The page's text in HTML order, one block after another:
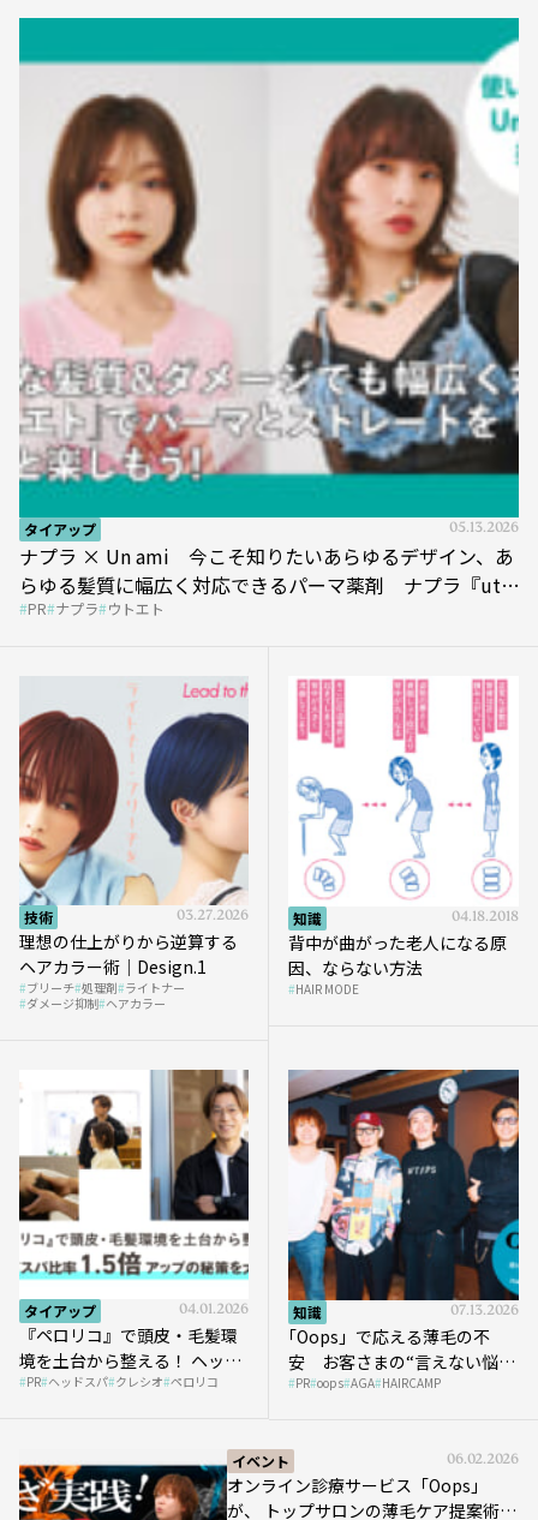
タイアップ 05.13.2026
ナプラ × Un ami 今こそ知りたいあらゆるデザイン、あ
らゆる髪質に幅広く対応できるパーマ薬剤 ナプラ『ut-
et』
PR ナプラ ウトエト
技術 03.27.2026
理想の仕上がりから逆算する
ヘアカラー術｜Design.1
ブリーチ 処理剤 ライトナー
ダメージ抑制 ヘアカラー
知識 04.18.2018
背中が曲がった老人になる原
因、ならない方法
HAIR MODE
タイアップ 04.01.2026
『ペロリコ』で頭皮・毛髪環
境を土台から整える！ ヘッド
スパ比率1.5倍アップの秘策を
PR ヘッドスパ クレシオ ペロリコ
知識 07.13.2026
｢Oops」で応える薄毛の不
安 お客さまの“言えない悩
み”にどう向き合う？ ＃01
PR oops AGA HAIRCAMP
イベント 06.02.2026
オンライン診療サービス「Oops」
が、 トップサロンの薄毛ケア提案術を